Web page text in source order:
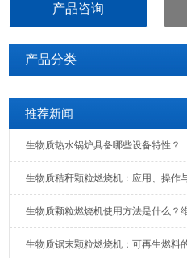
上犹县使用锯末颗粒燃烧机
产品咨询
产品分类
推荐新闻
生物质热水锅炉具备哪些设备特性？
生物质秸秆颗粒燃烧机：应用、操作
生物质颗粒燃烧机使用方法是什么？
生物质锯末颗粒燃烧机：可再生燃料